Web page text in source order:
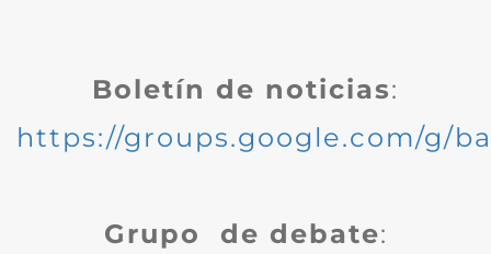
Boletín de noticias:
https://groups.google.com/g/
Grupo de debate: